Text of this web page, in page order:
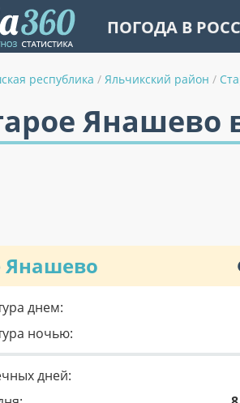
ПОГОДА В
республика / Яльчикский район /
Янашево
Янашево
днем:
ночью:
дней: